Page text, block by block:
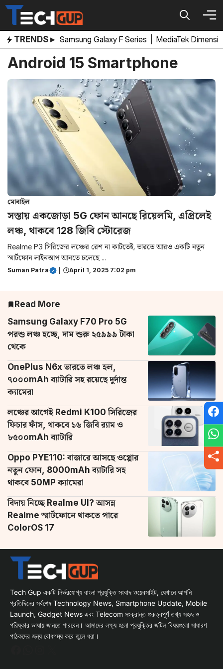
Skip
content
TRENDS ▸ Samsung Galaxy F Series MediaTek
Android 15 Smartphone
মোবাইল
সস্তায় একজোড়া 5G ফোন আনছে রিয়েলমি, এপ্রিলেই
লঞ্চ, থাকবে 128 জিবি স্টোরেজ
Realme P3 সিরিজের লঞ্চের রেশ না কাটতেই, ভারতে আরও একটি নতুন
স্মার্টফোন লাইনআপ আনতে চলেছে ...
Suman Patra April 1, 2025 7:02 pm
Read More
Samsung Galaxy F70 Pro 5G
পরশু লঞ্চ হচ্ছে, দাম শুরু ২৫৯৯৯ টাকা
থেকে
OnePlus N6x ভারতে লঞ্চ হল,
৭০০০mAh ব্যাটারি সহ রয়েছে দুর্দান্ত
ক্যামেরা
লঞ্চের আগেই Redmi K100 সিরিজের
ফিচার ফাঁস, থাকবে ১৬ জিবি র‌্যাম ও
৮৫০০mAh ব্যাটারি
Oppo PYE110: বাজারে আসছে ওপ্পোর
নতুন ফোন, 8000mAh ব্যাটারি সহ
থাকবে 50MP ক্যামেরা
বিদায় নিচ্ছে Realme UI? আসন্ন
Realme স্মার্টফোনে থাকতে পারে
ColorOS 17
Tech Gup একটি নির্ভরযোগ্য বাংলা প্রযুক্তি সংবাদ ওয়েবসাইট, যেখানে আপনি
প্রতিদিনের সর্বশেষ Technology News, Smartphone Update, Mobile
Launch, Gadget News এবং Telecom সংক্রান্ত গুরুত্বপূর্ণ তথ্য সহজ ও
পরিষ্কার ভাষায় জানতে পারবেন। আমাদের লক্ষ্য হলো প্রযুক্তির জটিল বিষয়গুলো সাধারণ
পাঠকদের জন্য বোধগম্য করে তুলে ধরা।